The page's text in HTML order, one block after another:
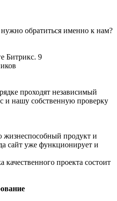
обратиться именно к нам?
Битрикс. 9
проходят независимый
и нашу собственную проверку
жизнеспособный продукт и
сайт уже функционирует и
проекта состоит